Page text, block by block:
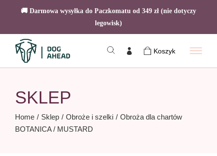
🚚 Darmowa wysyłka do Paczkomatu od 349 zł (nie dotyczy
legowisk)
content
Koszyk
SKLEP
Home Sklep Obroże i szelki
Obroża dla chartów
BOTANICA / MUSTARD